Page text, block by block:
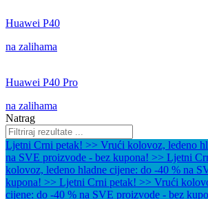
Huawei P40
na zalihama
Huawei P40 Pro
na zalihama
Natrag
Ljetni Crni petak! >> Vrući kolovoz, ledeno
na SVE proizvode - bez kupona! >> Ljetni
kolovoz, ledeno hladne cijene: do -40 % na
kupona! >> Ljetni Crni petak! >> Vrući
cijene: do -40 % na SVE proizvode - bez